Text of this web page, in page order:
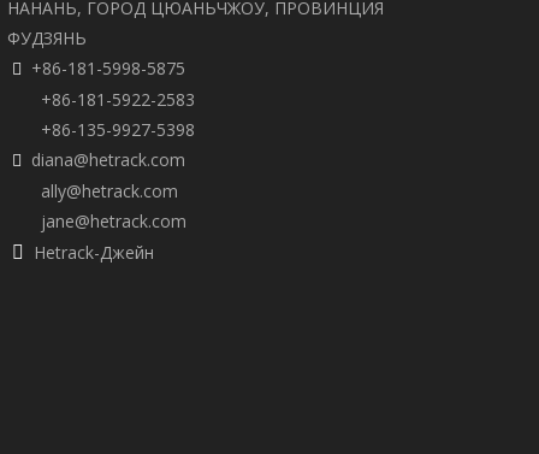
ролик
НАНАНЬ, ГОРОД ЦЮАНЬЧЖОУ, ПРОВИНЦИЯ
ФУДЗЯНЬ

+86-181-5998-5875
+86-181-5922-2583
+86-135-9927-5398

diana@hetrack.com
ally@hetrack.com
jane@hetrack.com
 Hetrack-Джейн